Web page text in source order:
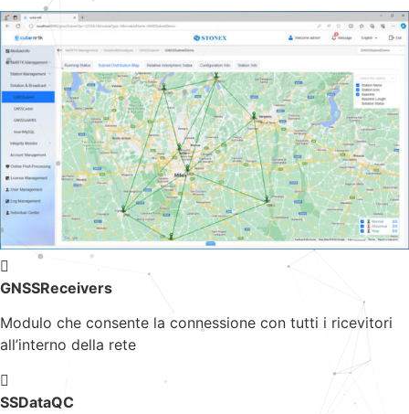
GNSSReceivers
Modulo che consente la connessione con tutti i ricevitori
all’interno della rete
SSDataQC